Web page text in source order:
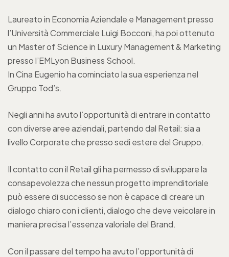
Laureato in Economia Aziendale e Management presso
l’Università Commerciale Luigi Bocconi, ha poi ottenuto
un Master of Science in Luxury Management & Marketing
presso l’EMLyon Business School.
In Cina Eugenio ha cominciato la sua esperienza nel
Gruppo Tod’s.
Negli anni ha avuto l’opportunità di entrare in contatto
con diverse aree aziendali, partendo dal Retail: sia a
livello Corporate che presso sedi estere del Gruppo.
Il contatto con il Retail gli ha permesso di sviluppare la
consapevolezza che nessun progetto imprenditoriale
può essere di successo se non è capace di creare un
dialogo chiaro con i clienti, dialogo che deve veicolare in
maniera precisa l’essenza valoriale del Brand.
Con il passare del tempo ha avuto l’opportunità di